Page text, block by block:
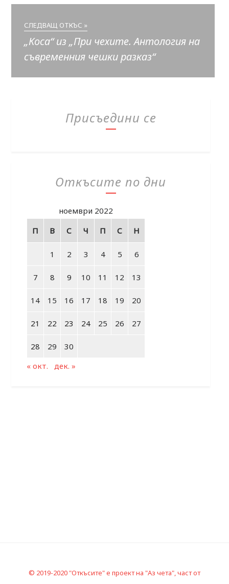
СЛЕДВАЩ ОТКЪС »
„Коса“ из „При чехите. Антология на
съвременния чешки разказ“
Присъедини се
Откъсите по дни
ноември 2022
П
В С Ч П С Н
1 2 3 4 5 6
7 8 9 10 11 12 13
14 15 16 17 18 19 20
21 22 23 24 25 26 27
28 29
30
« окт.
дек. »
© 2019-2020 "Откъсите" е проект на "Аз чета", част от